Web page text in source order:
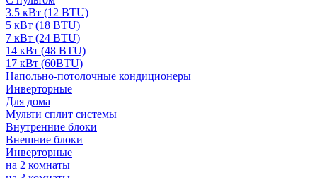
3.5 кВт (12 BTU)
5 кВт (18 BTU)
7 кВт (24 BTU)
14 кВт (48 BTU)
17 кВт (60BTU)
Напольно-потолочные кондиционеры
Инверторные
Для дома
Мульти сплит системы
Внутренние блоки
Внешние блоки
Инверторные
на 2 комнаты